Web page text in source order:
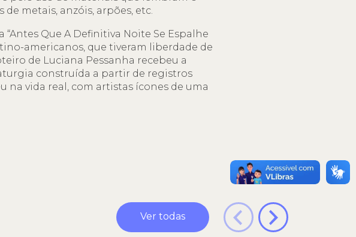
metais, anzóis, arpões, etc.
Que A Definitiva Noite Se Espalhe
americanos, que tiveram liberdade de
de Luciana Pessanha recebeu a
construída a partir de registros
vida real, com artistas ícones de uma
Ver todas